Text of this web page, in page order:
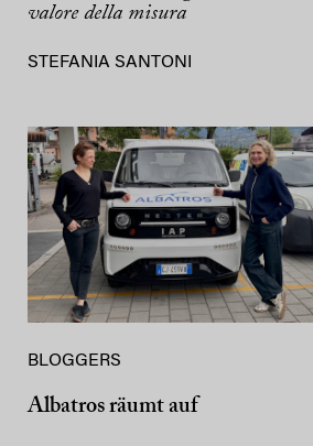
valore della misura
STEFANIA SANTONI
BLOGGERS
Albatros räumt auf